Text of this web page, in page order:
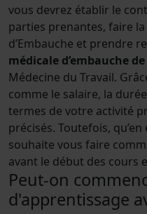
vous devrez établir le
parties prenantes, faire
d’Embauche et prendre
médicale d’embauche
Médecine du Travail.
comme le salaire, la
termes de votre activité
précisés. Toutefois,
souhaite vous faire
avant le début des cours
Peut-on
d'apprentissage